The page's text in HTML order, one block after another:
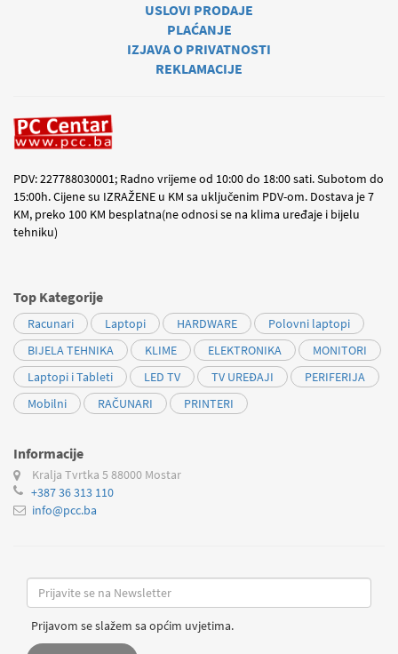
USLOVI PRODAJE
PLAĆANJE
IZJAVA O PRIVATNOSTI
REKLAMACIJE
PDV: 227788030001; Radno vrijeme od 10:00 do 18:00 sati. Subotom do
15:00h. Cijene su IZRAŽENE u KM sa uključenim PDV-om. Dostava je 7
KM, preko 100 KM besplatna(ne odnosi se na klima uređaje i bijelu
tehniku)
Top Kategorije
Racunari Laptopi HARDWARE
Polovni laptopi
BIJELA TEHNIKA
KLIME ELEKTRONIKA
MONITORI
Laptopi i Tableti
LED TV TV UREĐAJI
PERIFERIJA
Mobilni
RAČUNARI PRINTERI
Informacije
Kralja Tvrtka 5 88000 Mostar
+387 36 313 110
info@pcc.ba
Prijavom se slažem sa općim uvjetima.